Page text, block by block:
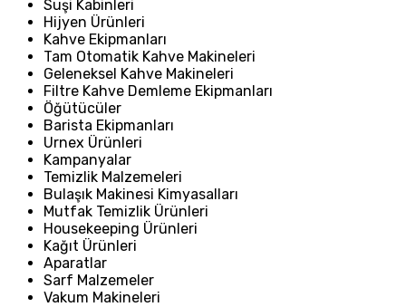
Suşi Kabinleri
Hijyen Ürünleri
Kahve Ekipmanları
Tam Otomatik Kahve Makineleri
Geleneksel Kahve Makineleri
Filtre Kahve Demleme Ekipmanları
Öğütücüler
Barista Ekipmanları
Urnex Ürünleri
Kampanyalar
Temizlik Malzemeleri
Bulaşık Makinesi Kimyasalları
Mutfak Temizlik Ürünleri
Housekeeping Ürünleri
Kağıt Ürünleri
Aparatlar
Sarf Malzemeler
Vakum Makineleri